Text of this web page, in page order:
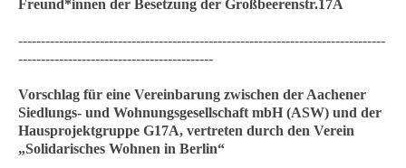
Freund*innen der Besetzung der Großbeerenstr.17A
---------------------------------------------------------------------------------
-------------------------------------------
Vorschlag für eine Vereinbarung zwischen der Aachener
Siedlungs- und Wohnungsgesellschaft mbH (ASW) und der
Hausprojektgruppe G17A, vertreten durch den Verein
„Solidarisches Wohnen in Berlin“